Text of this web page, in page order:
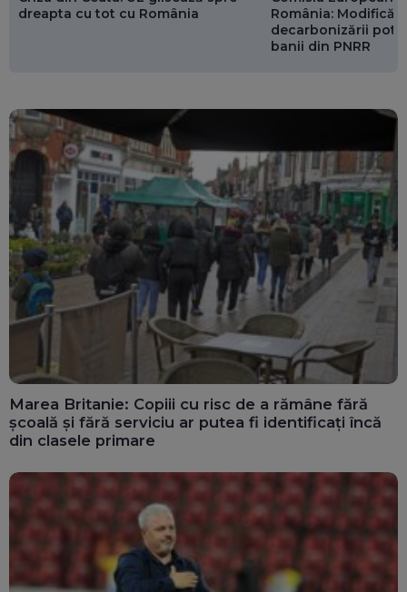
dreapta cu tot cu România
România:
decarbonizării pot
banii din PNRR
Marea Britanie: Copiii cu risc de a rămâne fără
școală și fără serviciu ar putea fi identificați încă
din clasele primare